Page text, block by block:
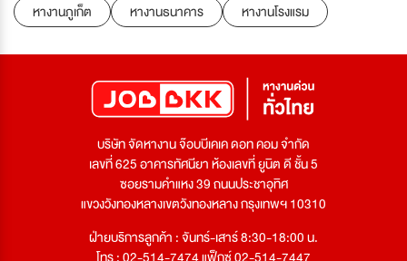
หางานภูเก็ต
หางานธนาคาร หางานโรงแรม
บริษัท จัดหางาน จ๊อบบีเคเค ดอท คอม จำกัด
เลขที่ 625 อาคารทัศนียา ห้องเลขที่ ยูนิต ดี ชั้น 5
ซอยรามคำแหง 39 ถนนประชาอุทิศ
แขวงวังทองหลางเขตวังทองหลาง กรุงเทพฯ 10310
ฝ่ายบริการลูกค้า : จันทร์-เสาร์ 8:30-18:00 น.